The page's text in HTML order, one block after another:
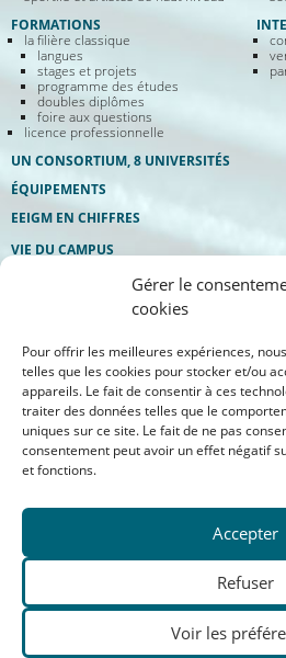
Gérer le
cookies
Pour offrir les meilleures expériences,
telles que les cookies pour stocker et/ou
appareils. Le fait de consentir à ces
traiter des données telles que le
uniques sur ce site. Le fait de ne pas
consentement peut avoir un effet négatif
et fonctions.
Accepter
Refuser
Voir les
FORMATIONS
la filière classique
langues
stages et projets
programme des études
doubles diplômes
foire aux questions
licence professionnelle
UN CONSORTIUM, 8 UNIVERSITÉS
ÉQUIPEMENTS
EEIGM EN CHIFFRES
VIE DU CAMPUS
eeigm etudes & services
Mentions
Politique de